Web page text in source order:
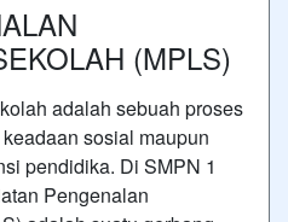
(MPLS)
adalah sebuah proses
sosial maupun
pendidika. Di SMPN 1
Pengenalan